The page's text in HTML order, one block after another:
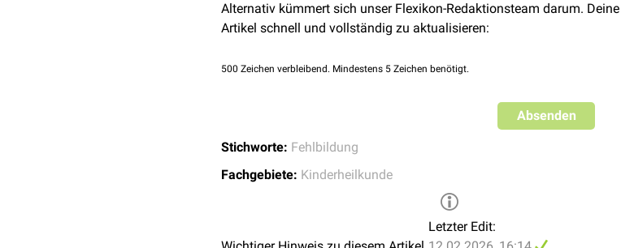
Pes varus
Pes equinovarus
Pes planus
Neurologisch bedingte Störungen der
Spinale
Reflexanomalien
Sphinkterschwäche
Spaltbildungen des Schlundes (Mund, Gaumen, Rachen) und
Alternativ kümmert sich unser Flexikon-Redaktionsteam darum.
Artikel schnell und vollständig zu aktualisieren:
500 Zeichen verbleibend. Mindestens 5 Zeichen benötigt.
Absenden
Stichworte: Fehlbildung
Fachgebiete: Kinderheilkunde
Letzter Edit: